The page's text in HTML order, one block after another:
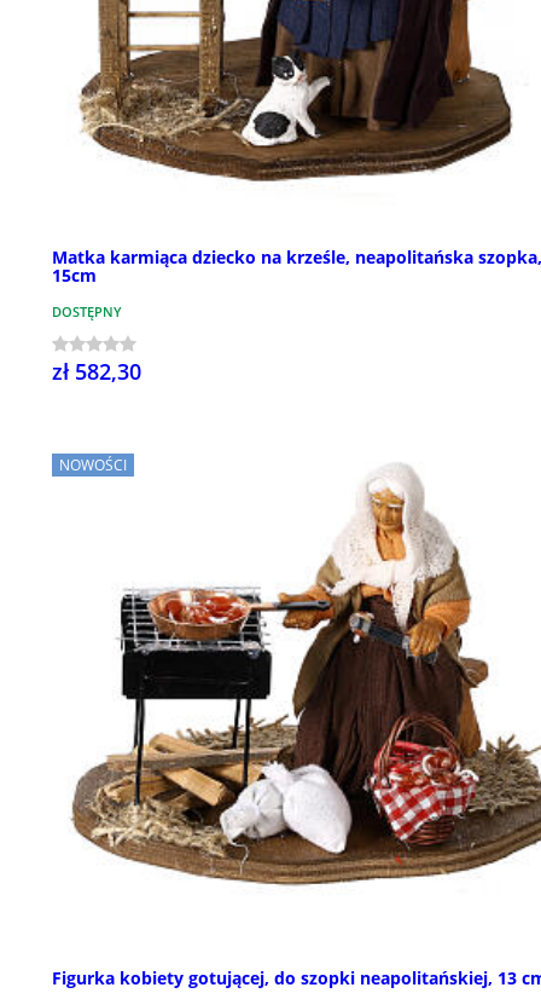
Matka karmiąca dziecko na krześle, neapolitańska szopka,
15cm
DOSTĘPNY
zł 582,30
NOWOŚCI
Figurka kobiety gotującej, do szopki neapolitańskiej, 13